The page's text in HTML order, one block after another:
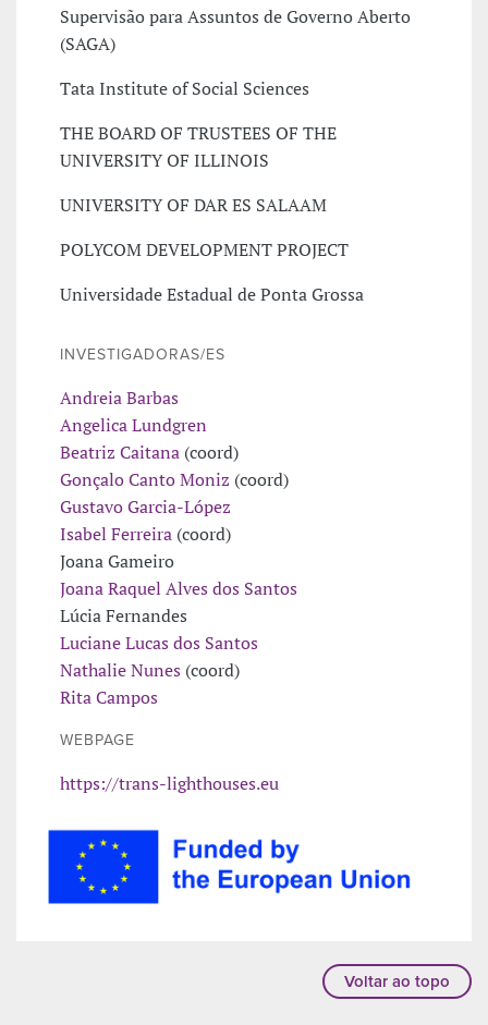
Supervisão para Assuntos de Governo Aberto
(SAGA)
Tata Institute of Social Sciences
THE BOARD OF TRUSTEES OF THE
UNIVERSITY OF ILLINOIS
UNIVERSITY OF DAR ES SALAAM
POLYCOM DEVELOPMENT PROJECT
Universidade Estadual de Ponta Grossa
INVESTIGADORAS/ES
Andreia Barbas
Angelica Lundgren
Beatriz Caitana (coord)
Gonçalo Canto Moniz (coord)
Gustavo Garcia-López
Isabel Ferreira (coord)
Joana Gameiro
Joana Raquel Alves dos Santos
Lúcia Fernandes
Luciane Lucas dos Santos
Nathalie Nunes (coord)
Rita Campos
WEBPAGE
https://trans-lighthouses.eu
Voltar ao topo